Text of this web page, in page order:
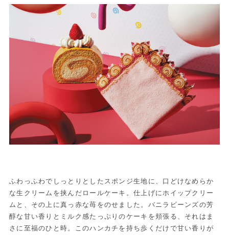
ふわっふわでしっとりとしたスポンジ生地に、口どけなめらか
な生クリームを挟んだロールケーキ。仕上げにホイップクリー
ムと、その上に真っ赤な苺をのせました。バニラビーンズの芳
醇な甘い香りとミルク感たっぷりのケーキを頬張る、それはま
さに至福のひと時。このハンカチを持ち歩くだけで甘い香りが